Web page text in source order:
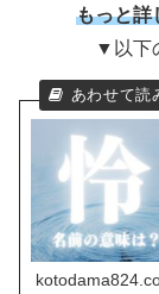
もっと詳
▼以下